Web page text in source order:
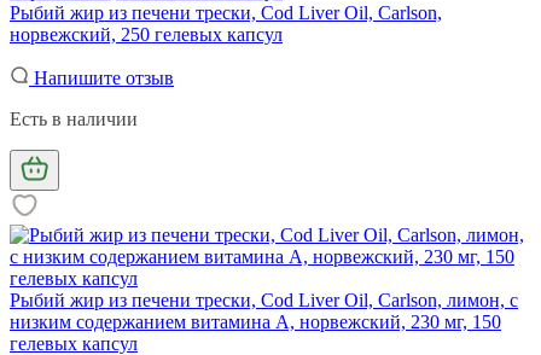
Рыбий жир из печени трески, Cod Liver Oil, Carlson,
норвежский, 250 гелевых капсул
Напишите отзыв
Есть в наличии
Рыбий жир из печени трески, Cod Liver Oil, Carlson, лимон, с
низким содержанием витамина А, норвежский, 230 мг, 150
гелевых капсул